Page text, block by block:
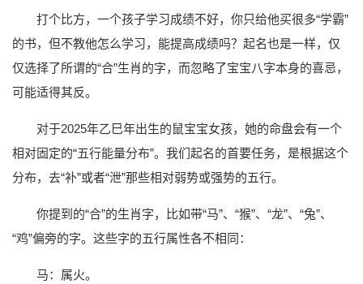
打个比方，一个孩子学习成绩不好，你只给他买很多“学霸”
的书，但不教他怎么学习，能提高成绩吗？起名也是一样，仅
仅选择了所谓的“合”生肖的字，而忽略了宝宝八字本身的喜忌，
可能适得其反。
对于2025年乙巳年出生的鼠宝宝女孩，她的命盘会有一个
相对固定的“五行能量分布”。我们起名的首要任务，是根据这个
分布，去“补”或者“泄”那些相对弱势或强势的五行。
你提到的“合”的生肖字，比如带“马”、“猴”、“龙”、“兔”、
“鸡”偏旁的字。这些字的五行属性各不相同：
马：属火。